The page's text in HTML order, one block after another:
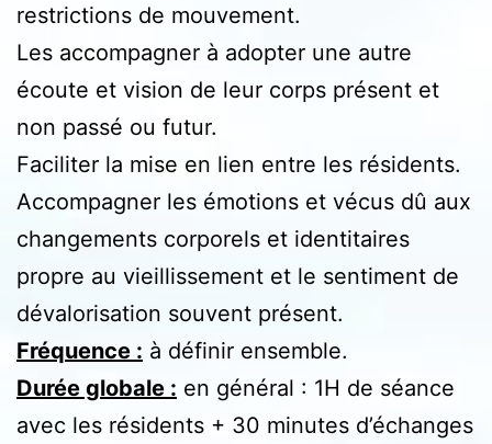
restrictions de mouvement.
Les accompagner à adopter une autre
écoute et vision de leur corps présent et
non passé ou futur.
Faciliter la mise en lien entre les résidents.
Accompagner les émotions et vécus dû aux
changements corporels et identitaires
propre au vieillissement et le sentiment de
dévalorisation souvent présent.
Fréquence : à définir ensemble.
Durée globale : en général : 1H de séance
avec les résidents + 30 minutes d’échanges